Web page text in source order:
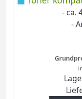
- ca.
-